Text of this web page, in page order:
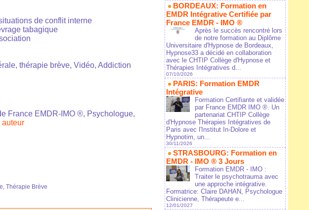
de conflit interne
tabagique
thérapie brève, Vidéo, Addiction
France EMDR-IMO ®, Psychologue,
auteur
, Thérapie Brève
BORDEAUX: Formation en
EMDR Intégrative Certifiée par
France EMDR - IMO ®
Après le succès rencontré lors
de notre formation au Diplôme
Universitaire d'Hypnose de Bordeaux,
Hypnose33 a décidé en collaboration
avec le CHTIP Collège d'Hypnose et
Thérapies Intégratives d...
07/10/2026
PARIS: Formation EMDR
Intégrative
Formation Certifiante et validée
par France EMDR IMO ®. Un
partenariat CHTIP Collège
d'Hypnose Thérapies Intégratives de
Paris avec l'Institut In-Dolore et
Hypnotim, un...
30/11/2026
STRASBOURG: Formation en
EMDR - IMO ® 3 Jours
Formation EMDR - IMO :
Traiter le psychotrauma avec
une approche intégrative.
Formatrice: Claire DAHAN, Psychologue
Clinicienne, Thérapeute e...
12/01/2027